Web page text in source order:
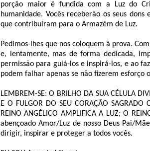
porção maior é fundida com a Luz do
humanidade. Vocês receberão os seus
que contribuíram para o Armazém de Luz.
Pedimos-lhes que nos coloquem à prova.
e, lentamente, mas de forma dedicada,
permissão para guiá-los e inspirá-los, e ao
podem falhar apenas se não fizerem esforço
LEMBREM-SE: O BRILHO DA SUA CÉLULA
E O FULGOR DO SEU CORAÇÃO
REINO ANGÉLICO AMPLIFICA A LUZ; O
abençoado Amor/Luz de nosso Deus Pai/
dirigir, inspirar e proteger a todos vocês.